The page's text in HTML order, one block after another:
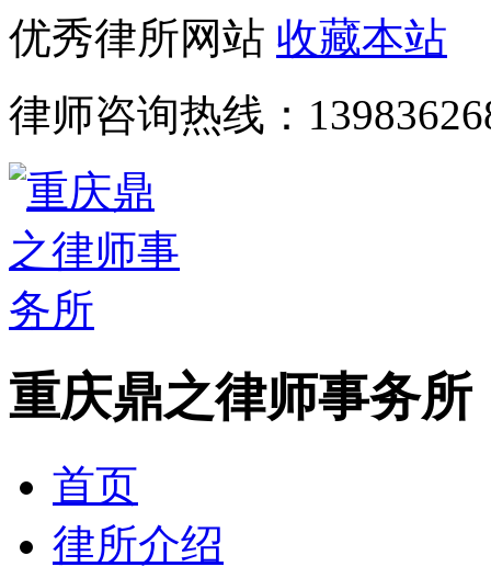
优秀律所网站 收藏本站
律师咨询热线：
重庆鼎之律师事务所
首页
律所介绍